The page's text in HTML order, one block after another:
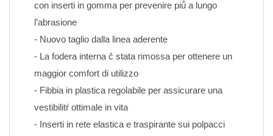
con inserti in gomma per prevenire piů a lungo
l’abrasione
- Nuovo taglio dalla linea aderente
- La fodera interna č stata rimossa per ottenere un
maggior comfort di utilizzo
- Fibbia in plastica regolabile per assicurare una
vestibilitŕ ottimale in vita
- Inserti in rete elastica e traspirante sui polpacci